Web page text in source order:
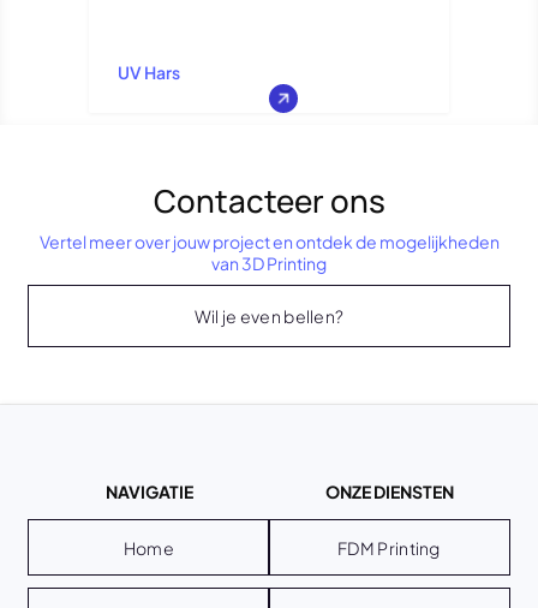
UV Hars
Contacteer ons
Vertel meer over jouw project en ontdek de mogelijkheden
van 3D Printing
Wil je even bellen?
NAVIGATIE
Home
ONZE DIENSTEN
FDM Printing